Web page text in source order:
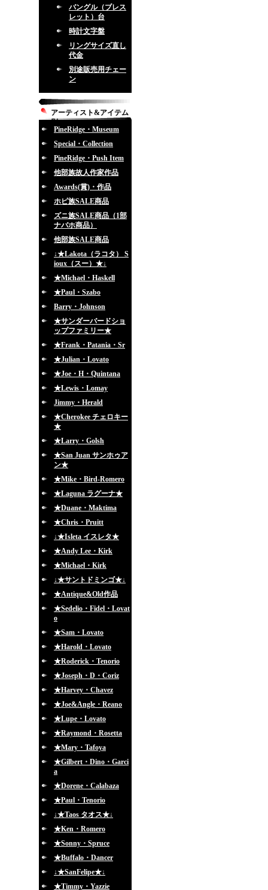
バングル（ブレス
レット）台
時計文字盤
リングサイズ直し
代金
別途販売用チェー
ン
アーティスト&アイテム
別
PineRidge・Museum
Special・Collection
PineRidge・Push Item
他部族故人作家作品
Awards(賞)・作品
ホピ族SALE商品
ズニ族SALE商品（1部
ナバホ商品）
他部族SALE商品
↓★Lakota（ラコタ） S
ioux（スー）★↓
★Michael・Haskell
★Paul・Szabo
Barry・Johnson
★サンダーバードショ
ップファミリー★
★Frank・Patania・Sr
★Julian・Lovato
★Joe・H・Quintana
★Lewis・Lomay
Jimmy・Herald
★Cherokee チェロキー
★
★Larry・Golsh
★San Juan サンホゥア
ン★
★Mike・Bird-Romero
★Laguna ラグーナ★
★Duane・Maktima
★Chris・Pruitt
↓★Isleta イスレタ★
★Andy Lee・Kirk
★Michael・Kirk
↓★サントドミンゴ★↓
★Antique&Old作品
★Sedelio・Fidel・Lovat
o
★Sam・Lovato
★Harold・Lovato
★Roderick・Tenorio
★Joseph・D・Coriz
★Harvey・Chavez
★Joe&Angle・Reano
★Lupe・Lovato
★Raymond・Rosetta
★Mary・Tafoya
★Gilbert・Dino・Garci
a
★Dorene・Calabaza
★Paul・Tenorio
↓★Taos タオス★↓
★Ken・Romero
★Sonny・Spruce
★Buffalo・Dancer
↓★SanFelipe★↓
★Timmy・Yazzie